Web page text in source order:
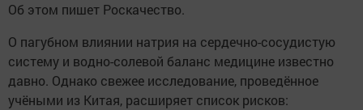
Об этом пишет Роскачество.
О пагубном влиянии натрия на сердечно-сосудистую
систему и водно-солевой баланс медицине известно
давно. Однако свежее исследование, проведённое
учёными из Китая, расширяет список рисков: